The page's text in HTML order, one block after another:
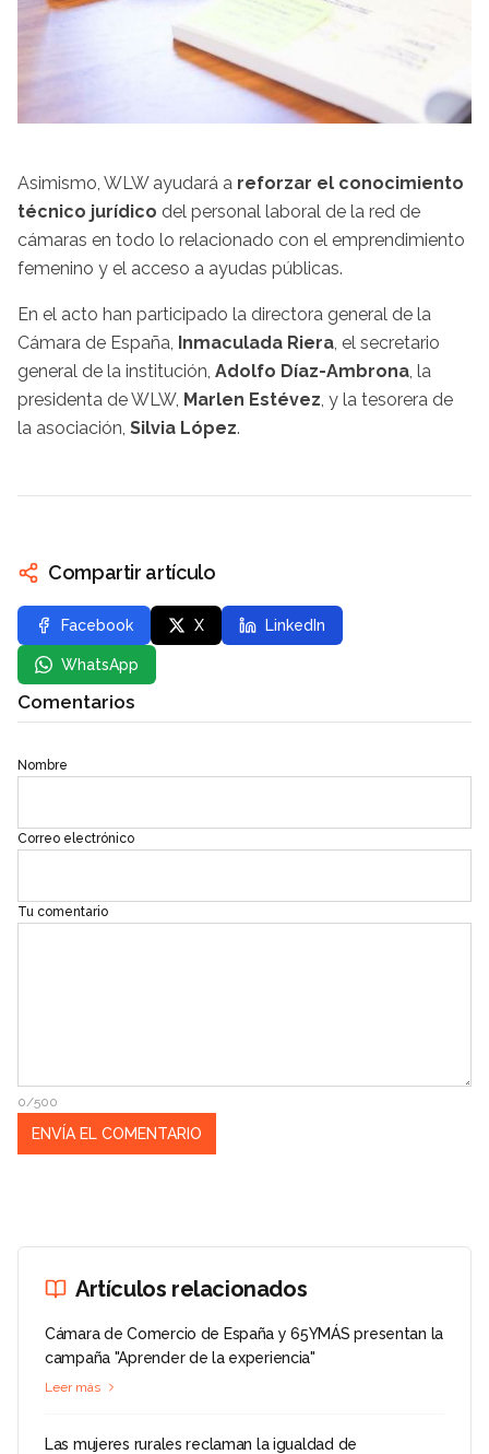
Asimismo, WLW ayudará a reforzar el conocimiento
técnico jurídico del personal laboral de la red de
cámaras en todo lo relacionado con el emprendimiento
femenino y el acceso a ayudas públicas.
En el acto han participado la directora general de la
Cámara de España, Inmaculada Riera , el secretario
general de la institución, Adolfo Díaz-Ambrona , la
presidenta de WLW, Marlen Estévez , y la tesorera de
la asociación, Silvia López.
Compartir artículo
Facebook X LinkedIn
WhatsApp
Comentarios
Nombre
Correo electrónico
Tu comentario
0/500
Artículos relacionados
Cámara de Comercio de España y 65YMÁS presentan la
campaña "Aprender de la experiencia"
Leer más
Las mujeres rurales reclaman la igualdad de